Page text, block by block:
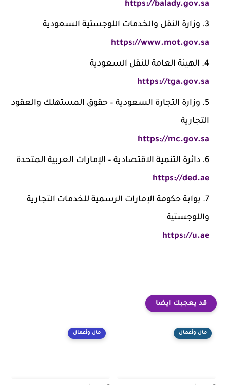
https://balady.gov.sa
وزارة النقل والخدمات اللوجستية السعودية
https://www.mot.gov.sa
الهيئة العامة للنقل السعودية
https://tga.gov.sa
وزارة التجارة السعودية – حقوق المستهلك والعقود
التجارية
https://mc.gov.sa
دائرة التنمية الاقتصادية – الإمارات العربية المتحدة
https://ded.ae
بوابة حكومة الإمارات الرسمية للخدمات التجارية
واللوجستية
https://u.ae
قد يعجبك ايضا
مال وأعمال مال وأعمال